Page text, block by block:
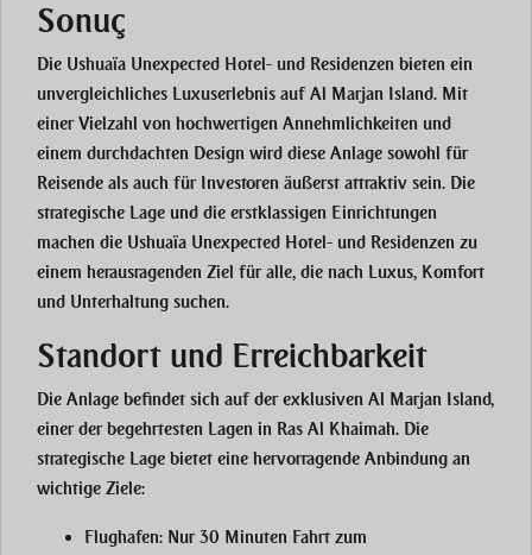
Sonuç
Die Ushuaïa Unexpected Hotel- und Residenzen bieten ein
unvergleichliches Luxuserlebnis auf Al Marjan Island. Mit
einer Vielzahl von hochwertigen Annehmlichkeiten und
einem durchdachten Design wird diese Anlage sowohl für
Reisende als auch für Investoren äußerst attraktiv sein. Die
strategische Lage und die erstklassigen Einrichtungen
machen die Ushuaïa Unexpected Hotel- und Residenzen zu
einem herausragenden Ziel für alle, die nach Luxus, Komfort
und Unterhaltung suchen.
Standort und Erreichbarkeit
Die Anlage befindet sich auf der exklusiven Al Marjan Island,
einer der begehrtesten Lagen in Ras Al Khaimah. Die
strategische Lage bietet eine hervorragende Anbindung an
wichtige Ziele:
Flughafen: Nur 30 Minuten Fahrt zum